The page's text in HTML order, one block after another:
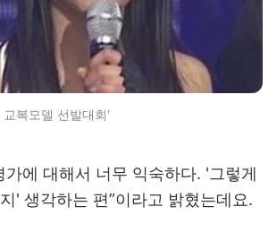
복모델 선발대회'
가에 대해서 너무 익숙하다. '그렇게
' 생각하는 편”이라고 밝혔는데요.